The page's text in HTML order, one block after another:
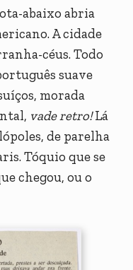
abaixo abria
A cidade
céus. Todo
suave
morada
vade retro!Lá
de parelha
Tóquio que se
chegou, ou o